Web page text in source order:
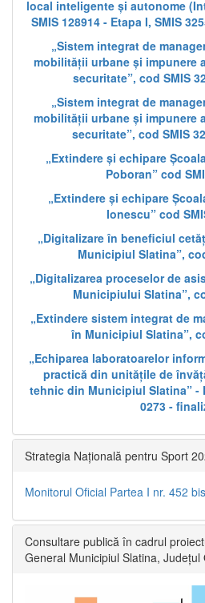
local inteligente și autonome
SMIS 128914 - Etapa I, SMIS
„Sistem integrat de
mobilității urbane și impunere
securitate”, cod SMIS
„Sistem integrat de
mobilității urbane și impunere
securitate”, cod SMIS
„Extindere și echipare
Poboran” cod
„Extindere și echipare
Ionescu” cod
„Digitalizare în beneficiul
Municipiul Slatina”,
„Digitalizarea proceselor de
Municipiului Slatina”,
„Extindere sistem integrat de
în Municipiul Slatina”,
„Echiparea laboratoarelor
practică din unitățile de
tehnic din Municipiul Slatina” -
0273 -
Strategia Națională pentru Sport
Monitorul Oficial Partea I nr. 452 bis
Consultare publică în cadrul
General Municipiul Slatina, Județul